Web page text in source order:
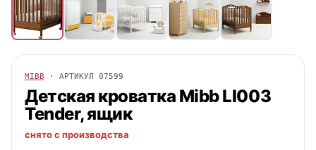
MIBB · АРТИКУЛ 07599
Детская кроватка MibbLI003
Tender, ящик
снято с производства